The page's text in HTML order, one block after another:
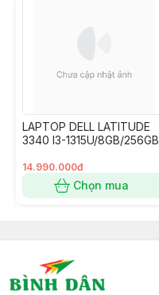
LAPTOP DELL LATITUDE
3340 I3-1315U/8GB/256GB
14.990.000đ
Chọn mua